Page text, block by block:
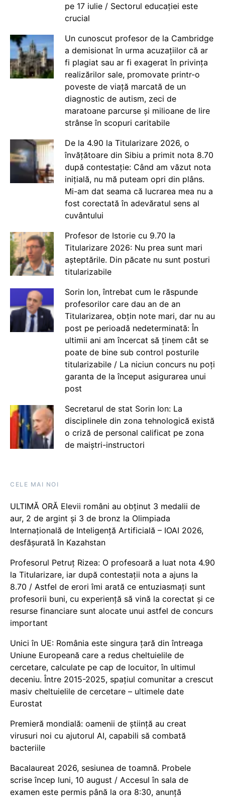
pe 17 iulie / Sectorul educației este
crucial
Un cunoscut profesor de la Cambridge
a demisionat în urma acuzațiilor că ar
fi plagiat sau ar fi exagerat în privința
realizărilor sale, promovate printr-o
poveste de viață marcată de un
diagnostic de autism, zeci de
maratoane parcurse și milioane de lire
strânse în scopuri caritabile
De la 4.90 la Titularizare 2026, o
învățătoare din Sibiu a primit nota 8.70
după contestație: Când am văzut nota
inițială, nu mă puteam opri din plâns.
Mi-am dat seama că lucrarea mea nu a
fost corectată în adevăratul sens al
cuvântului
Profesor de Istorie cu 9.70 la
Titularizare 2026: Nu prea sunt mari
așteptările. Din păcate nu sunt posturi
titularizabile
Sorin Ion, întrebat cum le răspunde
profesorilor care dau an de an
Titularizarea, obțin note mari, dar nu au
post pe perioadă nedeterminată: În
ultimii ani am încercat să ținem cât se
poate de bine sub control posturile
titularizabile / La niciun concurs nu poți
garanta de la început asigurarea unui
post
Secretarul de stat Sorin Ion: La
disciplinele din zona tehnologică există
o criză de personal calificat pe zona
de maiștri-instructori
CELE MAI NOI
ULTIMĂ ORĂ Elevii români au obținut 3 medalii de
aur, 2 de argint și 3 de bronz la Olimpiada
Internațională de Inteligență Artificială – IOAI 2026,
desfășurată în Kazahstan
Profesorul Petruț Rizea: O profesoară a luat nota 4.90
la Titularizare, iar după contestații nota a ajuns la
8.70 / Astfel de erori îmi arată ce entuziasmați sunt
profesorii buni, cu experiență să vină la corectat și ce
resurse financiare sunt alocate unui astfel de concurs
important
Unici în UE: România este singura țară din întreaga
Uniune Europeană care a redus cheltuielile de
cercetare, calculate pe cap de locuitor, în ultimul
deceniu. Între 2015-2025, spațiul comunitar a crescut
masiv cheltuielile de cercetare – ultimele date
Eurostat
Premieră mondială: oamenii de știință au creat
virusuri noi cu ajutorul AI, capabili să combată
bacteriile
Bacalaureat 2026, sesiunea de toamnă. Probele
scrise încep luni, 10 august / Accesul în sala de
examen este permis până la ora 8:30, anunță